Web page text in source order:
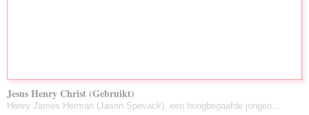
Jesus Henry Christ (Gebruikt)
Henry James Herman (Jason Spevack), een hoogbegaafde jongen…